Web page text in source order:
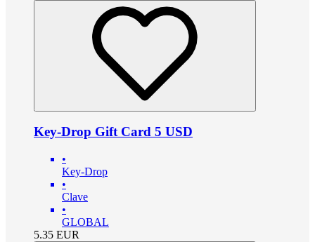
Key-Drop Gift Card 5 USD
•
Key-Drop
•
Clave
•
GLOBAL
5.35 EUR